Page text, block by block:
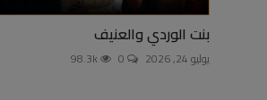
بنت الوردي والعنيف
يوليو 24, 2026